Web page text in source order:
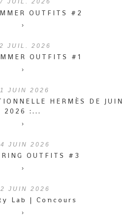
JUIL. 2026
OUTFITS #2
›
JUIL. 2026
OUTFITS #1
›
JUIN 2026
HERMÈS DE JUIN
2026 :...
›
JUIN 2026
OUTFITS #3
›
JUIN 2026
Lab | Concours
›